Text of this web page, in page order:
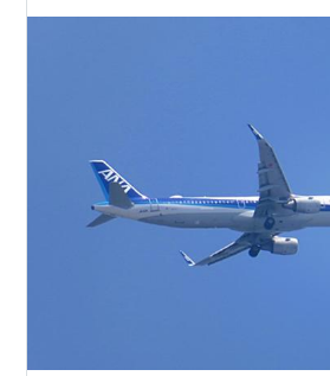
おサイフケータイ
ワンセグ、おサイフケータイなど
機能を装備したAndroidスマートフ
を中心に開発、生産されている。
ンの日本独自の進化を「ガラパゴ